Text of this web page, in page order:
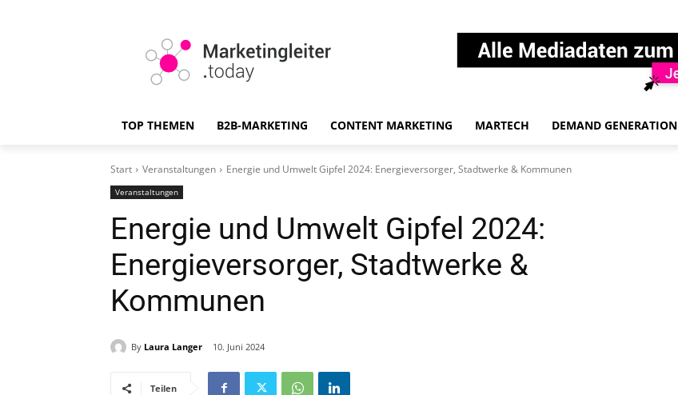
TOP THEMEN B2B-MARKETING CONTENT MARKETING MARTECH DEMAND GENERATION
Start Veranstaltungen Energie und Umwelt Gipfel 2024: Energieversorger, Stadtwerke & Kommunen
Veranstaltungen
Energie und Umwelt Gipfel 2024:
Energieversorger, Stadtwerke &
Kommunen
By Laura Langer 10. Juni 2024
Teilen